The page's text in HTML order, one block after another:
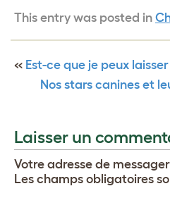
This entry was posted in
« Est-ce que je peux
Nos stars canines et
Laisser un
Votre adresse de
Les champs obligatoires